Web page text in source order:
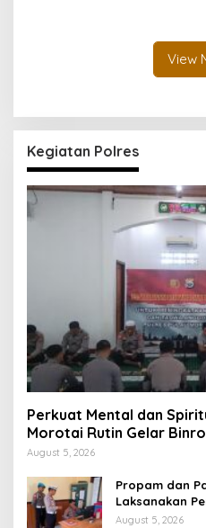
View
Kegiatan Polres
Perkuat Mental dan
Morotai Rutin Gelar
Personel Berintegritas
August 5, 2026
Propam dan
Laksanakan
Pastikan
August 5, 2026